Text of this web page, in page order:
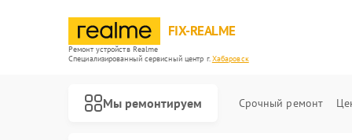
FIX-REALME
Ремонт устройств Realme
Специализированный cервисный центр г.Хабаровск
Мы ремонтируем Срочный ремонт